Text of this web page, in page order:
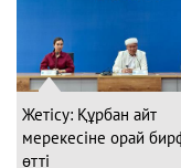
Жетісу: Құрбан айт
мерекесіне орай
өтті